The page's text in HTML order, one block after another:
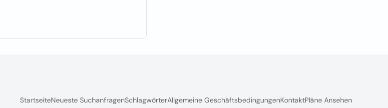
StartseiteNeueste SuchanfragenSchlagwörterAllgemeine GeschäftsbedingungenKontaktPläne Ansehen